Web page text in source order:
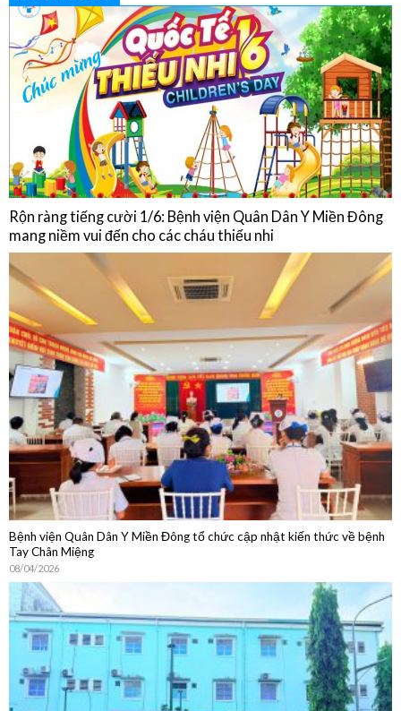
Rộn ràng tiếng cười 1/6: Bệnh viện Quân Dân Y Miền Đông
mang niềm vui đến cho các cháu thiếu nhi
Bệnh viện Quân Dân Y Miền Đông tổ chức cập nhật kiến thức về bệnh
Tay Chân Miệng
08/04/2026